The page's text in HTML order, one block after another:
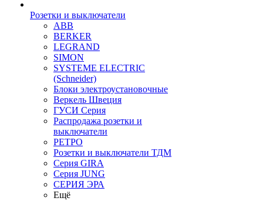
Розетки и выключатели
ABB
BERKER
LEGRAND
SIMON
SYSTEME ELECTRIC
(Schneider)
Блоки электроустановочные
Веркель Швеция
ГУСИ Серия
Распродажа розетки и
выключатели
РЕТРО
Розетки и выключатели ТДМ
Серия GIRA
Серия JUNG
СЕРИЯ ЭРА
Ещё